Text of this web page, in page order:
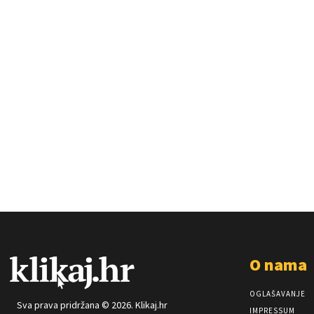
Sva prava pridržana © 2026. Klikaj.hr
O nama
OGLAŠAVANJE
IMPRESSUM